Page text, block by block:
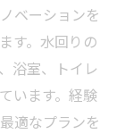
ベーションを
す。水回りの
浴室、トイレ
います。経験
適なプランを